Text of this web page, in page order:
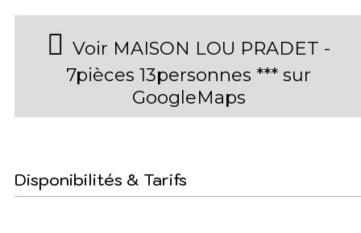
Voir MAISON LOU PRADET -
7pièces 13personnes *** sur
GoogleMaps
Disponibilités & Tarifs